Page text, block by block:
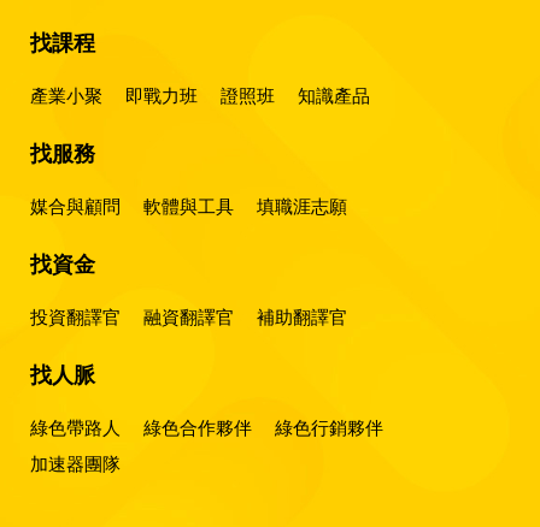
找課程
產業小聚 即戰力班 證照班 知識產品
找服務
媒合與顧問 軟體與工具 填職涯志願
找資金
投資翻譯官 融資翻譯官 補助翻譯官
找人脈
綠色帶路人 綠色合作夥伴
綠色行銷夥伴
加速器團隊